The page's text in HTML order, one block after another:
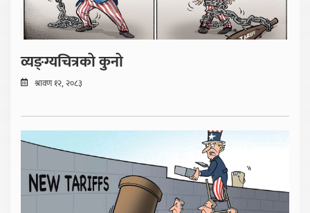
व्यङ्ग्यचित्रको कुनो
श्रावण १२, २०८३